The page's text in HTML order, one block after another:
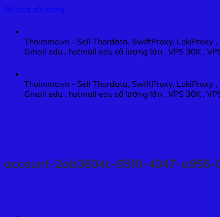
Bỏ qua nội dung
Thoimmo.vn - Sell Thordata, SwiftProxy, LokiProxy
Gmail edu , hotmail edu số lượng lớn , VPS 30K ,
Thoimmo.vn - Sell Thordata, SwiftProxy, LokiProxy
Gmail edu , hotmail edu số lượng lớn , VPS 30K ,
account-2ab3604c-95f0-4047-a955-